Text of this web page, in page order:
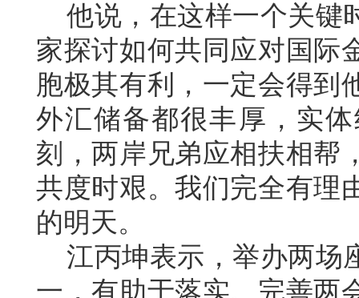
他说，在这样一个关键
家探讨如何共同应对国际
胞极其有利，一定会得到
外汇储备都很丰厚，实
刻，两岸兄弟应相扶相帮
共度时艰。我们完全有理
的明天。
江丙坤表示，举办两场
一，有助于落实、完善两